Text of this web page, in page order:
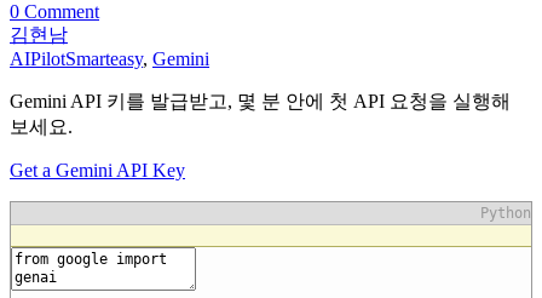
0 Comment
김현남
AIPilotSmarteasy, Gemini
Gemini API 키를 발급받고, 몇 분 안에 첫 API 요청을 실행해
보세요.
Get a Gemini API Key
Python